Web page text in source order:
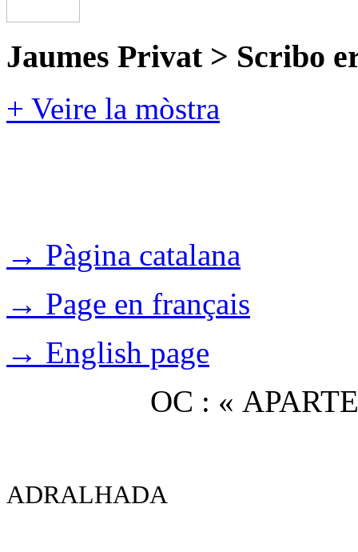
Jaumes Privat > Scribo
+ Veire la mòstra
→ Pàgina catalana
→ Page en français
→ English page
OC : «
ADRALHADA